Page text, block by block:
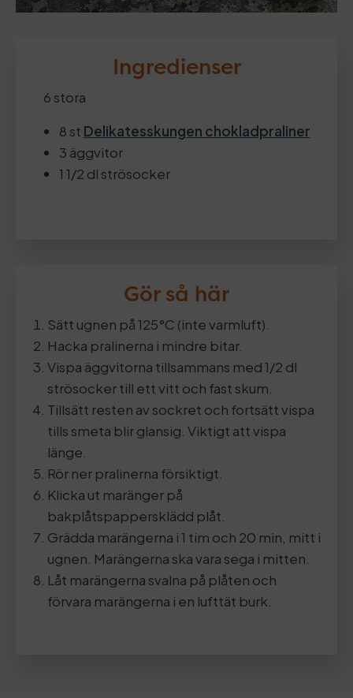
Ingredienser
6 stora
8 st Delikatesskungen chokladpraliner
3 äggvitor
1 1/2 dl strösocker
Gör så här
Sätt ugnen på 125°C (inte varmluft).
Hacka pralinerna i mindre bitar.
Vispa äggvitorna tillsammans med 1/2 dl
strösocker till ett vitt och fast skum.
Tillsätt resten av sockret och fortsätt vispa
tills smeta blir glansig. Viktigt att vispa
länge.
Rör ner pralinerna försiktigt.
Klicka ut maränger på
bakplåtspappersklädd plåt.
Grädda marängerna i 1 tim och 20 min, mitt i
ugnen. Marängerna ska vara sega i mitten.
Låt marängerna svalna på plåten och
förvara marängerna i en lufttät burk.